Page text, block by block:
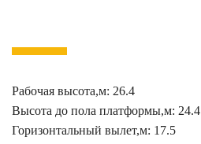
Рабочая высота,м: 26.4
Высота до пола платформы,м: 24.4
Горизонтальный вылет,м: 17.5